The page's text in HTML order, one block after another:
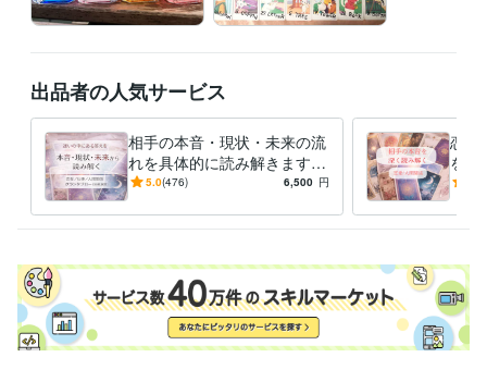
お仕事などご都合ありましたらご連絡くださいませ。
※質問含めての承諾ですので、承諾後のご質問は受け付けません。
※2１時以降はいかなるお答えも出来かねます。
・不明点、質問も基本的に当日中とさせていただきます。承諾後もお答
えできません
トークルーム管理の為、正式な納品後、やりとりが終了しましたらすぐ
ライフスタイル・その他 / 占い師 経験年数 : 20年
ライフスタイル・その他 / カウンセラー・コーチ 経験年数 : 16年
ライフスタイル・その他 / 保育士・ベビーシッター 経験年数 : 22年
資格・検定
出品者の人気サービス
相手の本音・現状・未来の流
れを具体的に読み解きます
恋愛・仕事・人間関係の背景
えます
5.0(476) 6,500 円
恋愛
を深
0年